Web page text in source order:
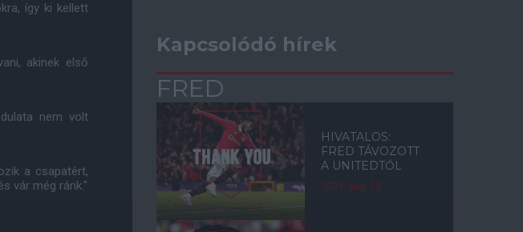
így ki kellett
akinek első
nem volt
a csapatért,
vár még ránk."
Kapcsolódó hírek
FRED
HIVATALOS:
FRED TÁVOZOTT
A UNITEDTŐL
2023. aug. 13.